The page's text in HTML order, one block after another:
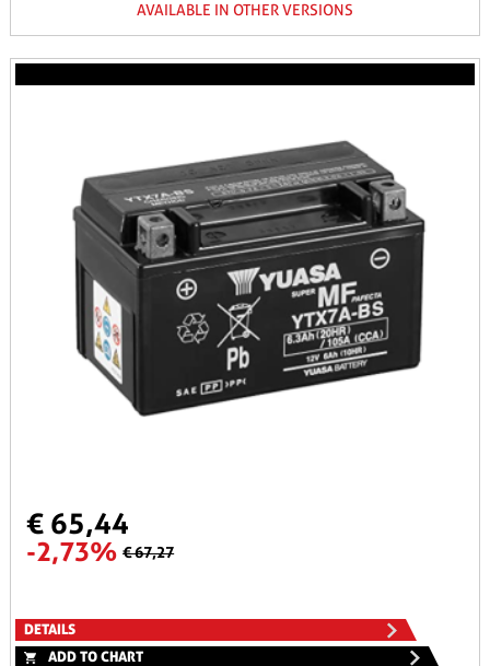
AVAILABLE IN OTHER VERSIONS
€ 65,44
-2,73% € 67,27
DETAILS
ADD TO CHART